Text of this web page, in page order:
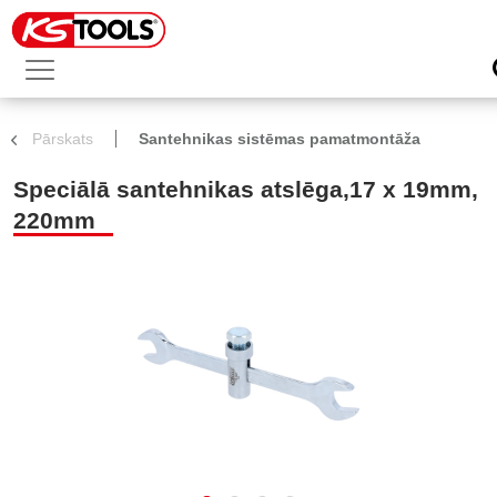
Pārskats Santehnikas sistēmas pamatmontāža
Speciālā santehnikas atslēga,17 x 19mm,
220mm